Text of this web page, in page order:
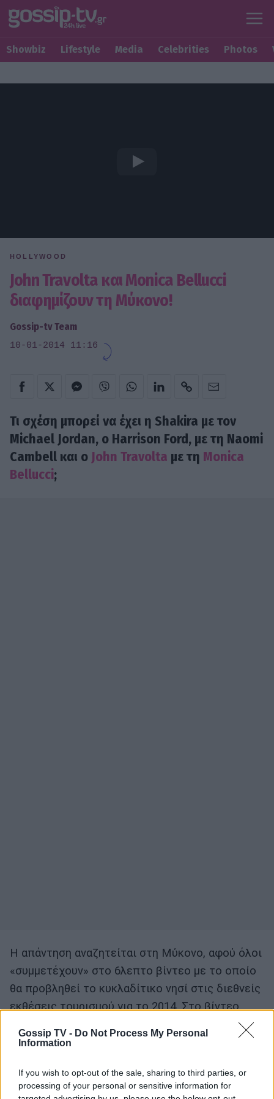
Gossip TV - Do Not Process My Personal
Information
If you wish to opt-out of the sale, sharing to third parties, or
processing of your personal or sensitive information for
Showbiz Lifestyle Media Celebrities Photos
HOLLYWOOD
John Travolta και Monica Bellucci
διαφημίζουν τη Μύκονο!
Gossip-tv Team
10-01-2014 11:16
Τι σχέση μπορεί να έχει η Shakira με τον
Μichael Jordan, o Harrison Ford, με τη Naomi
Cambell και ο John Travolta με τη Monica
Bellucci;
Η απάντηση αναζητείται στη Μύκονο, αφού όλοι
«συμμετέχουν» στο 6λεπτο βίντεο με το οποίο
θα προβληθεί το κυκλαδίτικο νησί στις διεθνείς
εκθέσεις τουρισμού για το 2014. Στο βίντεο
οποίος είχε σοβαρό ατύχημα πρόσφατα
τελευταίες του διακοπές το καλοκαίρι στη
Μύκονο.